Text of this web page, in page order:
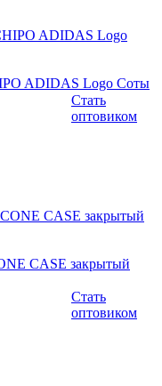
ADIDAS Logo Соты
Стать
оптовиком
CASE закрытый
Стать
оптовиком